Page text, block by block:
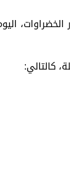
كالتالي: